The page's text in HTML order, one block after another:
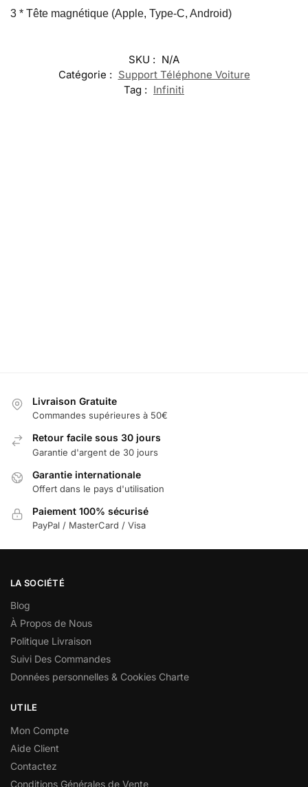
3 * Tête magnétique (Apple, Type-C, Android)
SKU : N/A
Catégorie : Support Téléphone Voiture
Tag : Infiniti
Livraison Gratuite
Commandes supérieures à 50€
Retour facile sous 30 jours
Garantie d'argent de 30 jours
Garantie internationale
Offert dans le pays d'utilisation
Paiement 100% sécurisé
PayPal / MasterCard / Visa
LA SOCIÉTÉ
Blog
À Propos de Nous
Politique Livraison
Suivi Des Commandes
Données personnelles & Cookies Charte
UTILE
Mon Compte
Aide Client
Contactez
Conditions Générales de Vente